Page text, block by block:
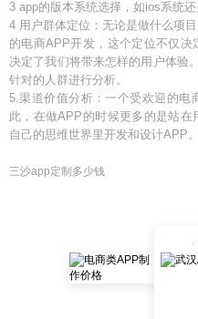
3 app的版本系统选择，如ios系统还
4 用户群体定位：无论是做什么项
的电商APP开发，这个定位不仅
决定了我们将带来怎样的用户体验
针对的人群进行分析。
5.渠道价值分析：一个受欢迎的电
此，在做APP的时候更多的是站
自己的思维世界里开发和设计APP。
三沙app定制多少钱